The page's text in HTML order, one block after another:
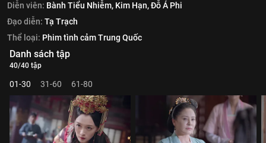
Diễn viên: Bành Tiểu Nhiễm, Kim Hạn,Đỗ Á Phi
Đạo diễn: Tạ Trạch
Thể loại: Phim tình cảm Trung Quốc
Danh sách tập
40/40 tập
01-30 31-60 61-80